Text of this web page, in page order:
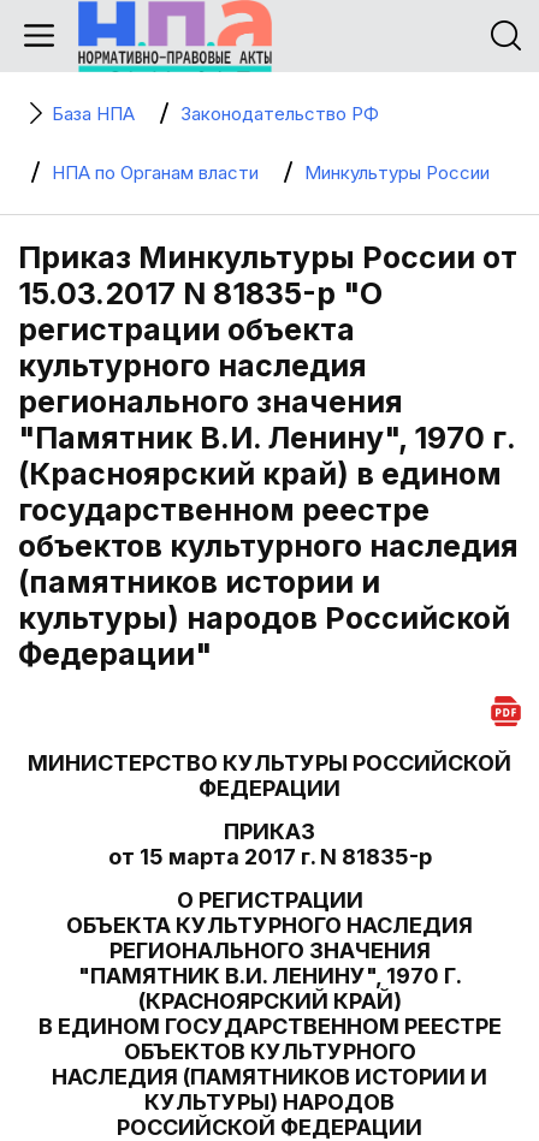
База НПА Законодательство РФ
НПА по Органам власти Минкультуры России
Приказ Минкультуры России от
15.03.2017 N 81835-р "О
регистрации объекта
культурного наследия
регионального значения
"Памятник В.И. Ленину", 1970 г.
(Красноярский край) в едином
государственном реестре
объектов культурного наследия
(памятников истории и
культуры) народов Российской
Федерации"
МИНИСТЕРСТВО КУЛЬТУРЫ РОССИЙСКОЙ
ФЕДЕРАЦИИ
ПРИКАЗ
от 15 марта 2017 г. N 81835-р
О РЕГИСТРАЦИИ
ОБЪЕКТА КУЛЬТУРНОГО НАСЛЕДИЯ
РЕГИОНАЛЬНОГО ЗНАЧЕНИЯ
"ПАМЯТНИК В.И. ЛЕНИНУ", 1970 Г.
(КРАСНОЯРСКИЙ КРАЙ)
В ЕДИНОМ ГОСУДАРСТВЕННОМ РЕЕСТРЕ
ОБЪЕКТОВ КУЛЬТУРНОГО
НАСЛЕДИЯ (ПАМЯТНИКОВ ИСТОРИИ И
КУЛЬТУРЫ) НАРОДОВ
РОССИЙСКОЙ ФЕДЕРАЦИИ